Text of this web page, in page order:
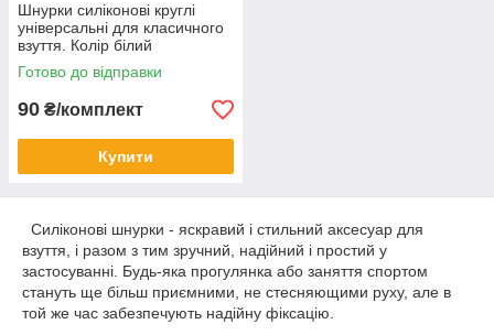
Шнурки силіконові круглі
універсальні для класичного
взуття. Колір білий
Готово до відправки
90 ₴/комплект
Купити
Силіконові шнурки - яскравий і стильний аксесуар для
взуття, і разом з тим зручний, надійний і простий у
застосуванні. Будь-яка прогулянка або заняття спортом
стануть ще більш приємними, не стесняющими руху, але в
той же час забезпечують надійну фіксацію.